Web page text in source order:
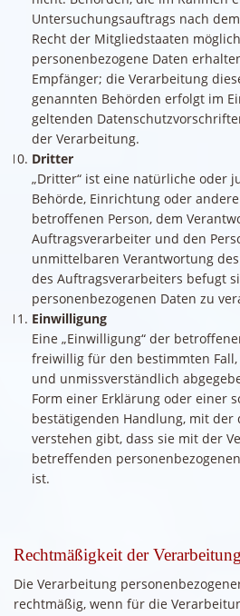
Untersuchungsauftrags nach
Recht der Mitgliedstaaten
personenbezogene Daten
Empfänger; die Verarbeitung
genannten Behörden erfolgt im
geltenden
der Verarbeitung.
Dritter
„Dritter“ ist eine natürliche oder
Behörde, Einrichtung oder
betroffenen Person, dem
Auftragsverarbeiter und den
unmittelbaren Verantwortung
des Auftragsverarbeiters befugt
personenbezogenen Daten zu
Einwilligung
Eine „Einwilligung“ der
freiwillig für den bestimmten
und unmissverständlich
Form einer Erklärung oder einer
bestätigenden Handlung, mit der
verstehen gibt, dass sie mit der
betreffenden
ist.
Rechtmäßigkeit der Verarbeitung
Die Verarbeitung
rechtmäßig, wenn für die